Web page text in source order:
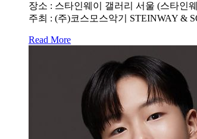
장소 : 스타인웨이 갤러리 서울 (스타인
주최 : (주)코스모스악기 STEINWAY &
Read More